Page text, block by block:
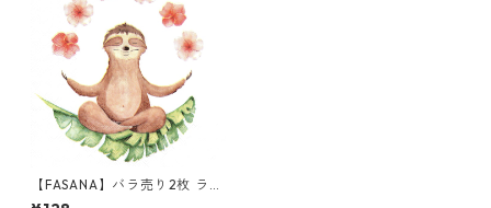
【FASANA】バラ売り2枚 ラン
チサイズ ペーパーナプキン Mr